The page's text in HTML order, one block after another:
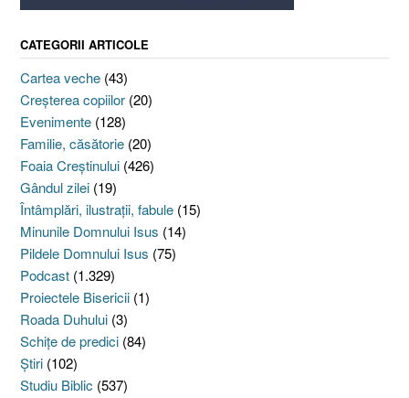
CATEGORII ARTICOLE
Cartea veche (43)
Creşterea copiilor (20)
Evenimente (128)
Familie, căsătorie (20)
Foaia Creştinului (426)
Gândul zilei (19)
Întâmplări, ilustraţii, fabule (15)
Minunile Domnului Isus (14)
Pildele Domnului Isus (75)
Podcast (1.329)
Proiectele Bisericii (1)
Roada Duhului (3)
Schiţe de predici (84)
Ştiri (102)
Studiu Biblic (537)